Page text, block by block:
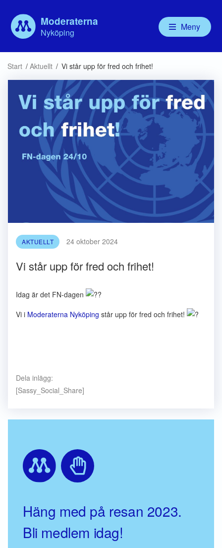
Moderaterna
Nyköping
Kommunfullmäktige
Kommunstyrelsen
Nämnder
Bolagsstyrelser
Debatt
Valbudskap
Handlingsprogram
Meny
Start / Aktuellt / Vi står upp för fred och frihet!
AKTUELLT 24 oktober 2024
Vi står upp för fred och frihet!
Idag är det FN-dagen
Vi i Moderaterna Nyköping står upp för fred och frihet!
Dela inlägg:
[Sassy_Social_Share]
Häng med på resan 2023.
Bli medlem idag!